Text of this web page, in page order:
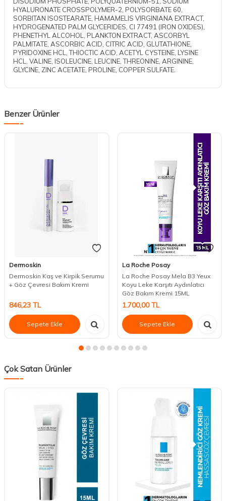
HYALURONATE CROSSPOLYMER-2, POLYSORBATE 60,
SORBITAN ISOSTEARATE, HAMAMELIS VIRGINIANA EXTRACT,
HYDROGENATED PALM GLYCERIDES, CI 77491 (IRON OXIDES),
PHENETHYL ALCOHOL, PLANKTON EXTRACT, ASCORBYL
PALMITATE, ASCORBIC ACID, CITRIC ACID, GLUTATHIONE,
PYRIDOXINE HCL, THIOCTIC ACID, ACETYL CYSTEINE, LYSINE
HCL, VALINE, ISOLEUCINE, LEUCINE, THREONINE, ARGININE,
GLYCINE, ZINC ACETATE, PROLINE, COPPER SULFATE.
Benzer Ürünler
Dermoskin
Dermoskin Kaş ve Kirpik Serumu
+ Göz Çevresi Bakım Kremi
846,23 TL
Sepete Ekle
La Roche Posay
La Roche Posay Mela B3 Yeux
Koyu Leke Karşıtı Aydınlatıcı
Göz Bakım Kremi 15ML
1.700,00TL
Sepete Ekle
Çok Satan Ürünler